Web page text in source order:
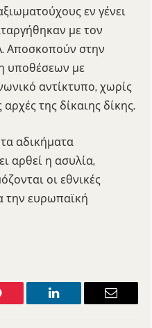
εν γένει
με τον
Αποσκοπούν στην
υποθέσεων με
αντίκτυπο, χωρίς
της δίκαιης δίκης.
αδικήματα
αρθεί η ασυλία,
οι εθνικές
την ευρωπαϊκή
LinkedIn Email